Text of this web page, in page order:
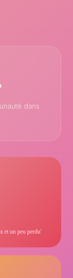
dans
et un peu perdu'